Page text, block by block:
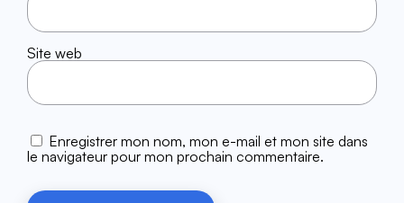
Site web
Enregistrer mon nom, mon e-mail et mon site dans
le navigateur pour mon prochain commentaire.